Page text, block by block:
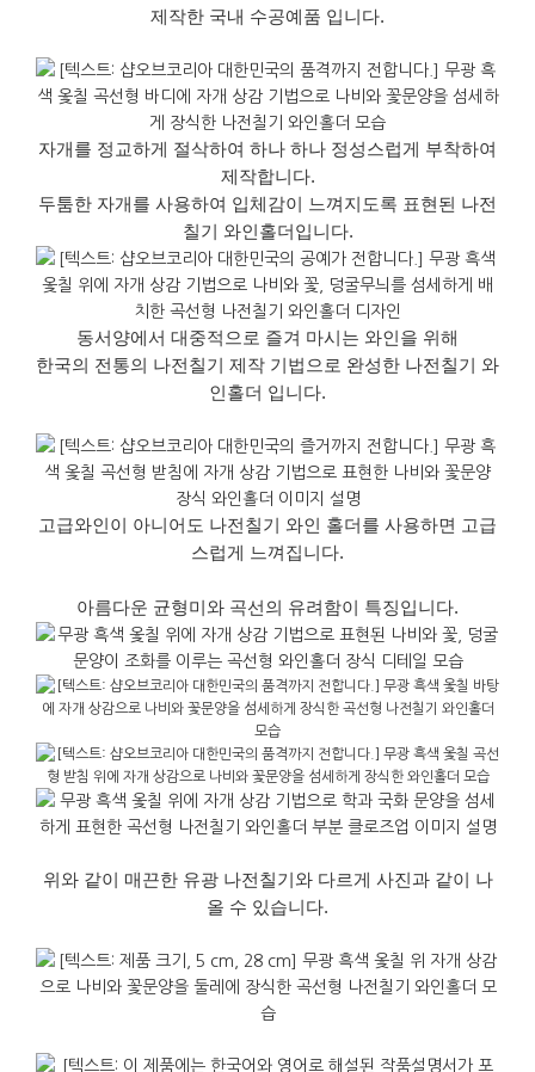
제작한 국내 수공예품 입니다.
자개를 정교하게 절삭하여 하나 하나 정성스럽게 부착하여
제작합니다.
두툼한 자개를 사용하여 입체감이 느껴지도록 표현된 나전
칠기 와인홀더입니다.
동서양에서 대중적으로 즐겨 마시는 와인을 위해
한국의 전통의 나전칠기 제작 기법으로 완성한 나전칠기 와
인홀더 입니다.
고급와인이 아니어도 나전칠기 와인 홀더를 사용하면 고급
스럽게 느껴집니다.
아름다운 균형미와 곡선의 유려함이 특징입니다.
위와 같이 매끈한 유광 나전칠기와 다르게 사진과 같이 나
올 수 있습니다.